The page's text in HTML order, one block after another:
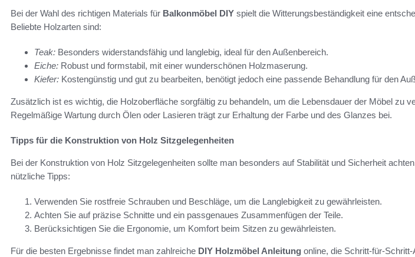
Bei der Wahl des richtigen Materials für Balkonmöbel DIY spielt die Witterungsbeständigkeit eine
Beliebte Holzarten sind:
Teak: Besonders widerstandsfähig und langlebig, ideal für den Außenbereich.
Eiche: Robust und formstabil, mit einer wunderschönen Holzmaserung.
Kiefer: Kostengünstig und gut zu bearbeiten, benötigt jedoch eine passende Behandlung für den
Zusätzlich ist es wichtig, die Holzoberfläche sorgfältig zu behandeln, um die Lebensdauer der Möbel zu
Regelmäßige Wartung durch Ölen oder Lasieren trägt zur Erhaltung der Farbe und des Glanzes bei.
Tipps für die Konstruktion von Holz Sitzgelegenheiten
Bei der Konstruktion von Holz Sitzgelegenheiten sollte man besonders auf Stabilität und Sicherheit
nützliche Tipps:
Verwenden Sie rostfreie Schrauben und Beschläge, um die Langlebigkeit zu gewährleisten.
Achten Sie auf präzise Schnitte und ein passgenaues Zusammenfügen der Teile.
Berücksichtigen Sie die Ergonomie, um Komfort beim Sitzen zu gewährleisten.
Für die besten Ergebnisse findet man zahlreiche DIY Holzmöbel Anleitung online, die Schritt-für-Schritt-